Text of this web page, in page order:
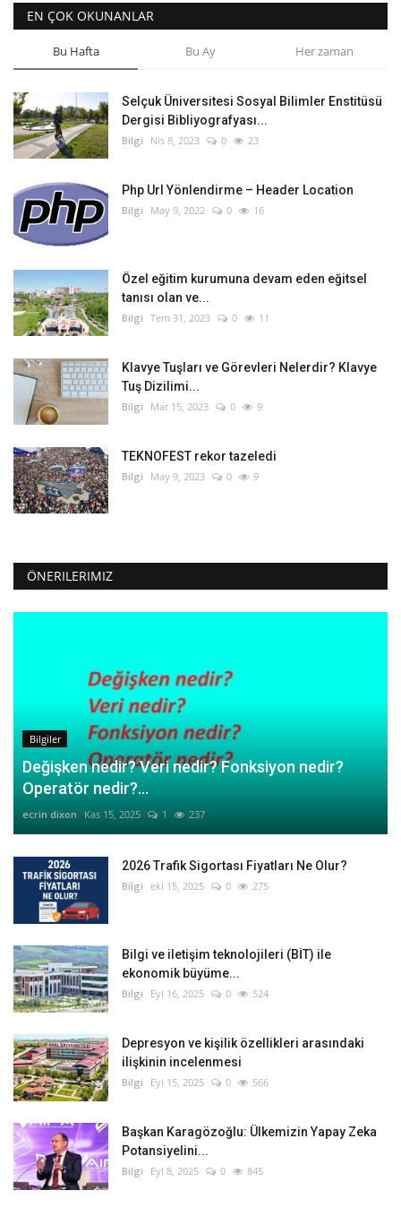
EN ÇOK OKUNANLAR
Bu Hafta Bu Ay Her zaman
Selçuk Üniversitesi Sosyal Bilimler Enstitüsü
Dergisi Bibliyografyası...
Bilgi Nis 8, 2023 0 23
Php Url Yönlendirme – Header Location
Bilgi May 9, 2022 0 16
Özel eğitim kurumuna devam eden eğitsel
tanısı olan ve...
Bilgi Tem 31, 2023 0 11
Klavye Tuşları ve Görevleri Nelerdir? Klavye
Tuş Dizilimi...
Bilgi Mar 15, 2023 0 9
TEKNOFEST rekor tazeledi
Bilgi May 9, 2023 0 9
ÖNERILERIMIZ
Bilgiler
Değişken nedir? Veri nedir? Fonksiyon nedir?
Operatör nedir?...
ecrin dixon Kas 15, 2025 1 237
2026 Trafik Sigortası Fiyatları Ne Olur?
Bilgi eki 15, 2025 0 275
Bilgi ve iletişim teknolojileri (BİT) ile
ekonomik büyüme...
Bilgi Eyl 16, 2025 0 524
Depresyon ve kişilik özellikleri arasındaki
ilişkinin incelenmesi
Bilgi Eyl 15, 2025 0 566
Başkan Karagözoğlu: Ülkemizin Yapay Zeka
Potansiyelini...
Bilgi Eyl 8, 2025 0 845